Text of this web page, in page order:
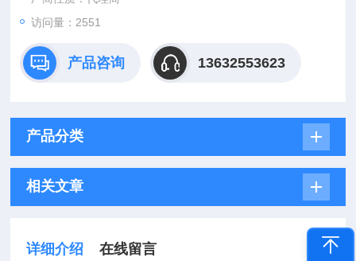
访问量：2551
产品咨询 13632553623
产品分类
相关文章
详细介绍 在线留言